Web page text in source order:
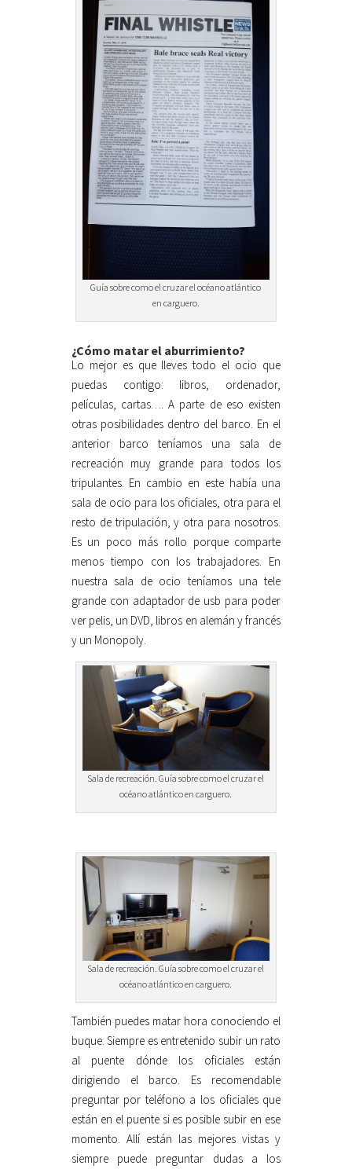
Guía sobre como el cruzar el océano atlántico
en carguero.
¿Cómo matar el aburrimiento?
Lo mejor es que lleves todo el ocio que
puedas contigo: libros, ordenador,
películas, cartas…. A parte de eso existen
otras posibilidades dentro del barco. En el
anterior barco teníamos una sala de
recreación muy grande para todos los
tripulantes. En cambio en este había una
sala de ocio para los oficiales, otra para el
resto de tripulación, y otra para nosotros.
Es un poco más rollo porque comparte
menos tiempo con los trabajadores. En
nuestra sala de ocio teníamos una tele
grande con adaptador de usb para poder
ver pelis, un DVD, libros en alemán y francés
y un Monopoly.
Sala de recreación. Guía sobre como el cruzar el
océano atlántico en carguero.
Sala de recreación. Guía sobre como el cruzar el
océano atlántico en carguero.
También puedes matar hora conociendo el
buque. Siempre es entretenido subir un rato
al puente dónde los oficiales están
dirigiendo el barco. Es recomendable
preguntar por teléfono a los oficiales que
están en el puente si es posible subir en ese
momento. Allí están las mejores vistas y
siempre puede preguntar dudas a los